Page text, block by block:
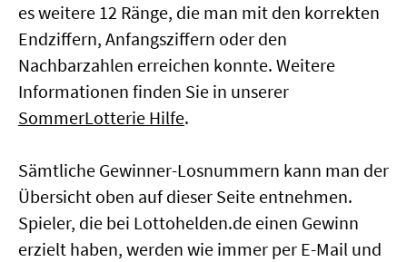
es weitere 12 Ränge, die man mit den korrekten
Endziffern, Anfangsziffern oder den
Nachbarzahlen erreichen konnte. Weitere
Informationen finden Sie in unserer
SommerLotterie Hilfe.
Sämtliche Gewinner-Losnummern kann man der
Übersicht oben auf dieser Seite entnehmen.
Spieler, die bei Lottohelden.de einen Gewinn
erzielt haben, werden wie immer per E-Mail und